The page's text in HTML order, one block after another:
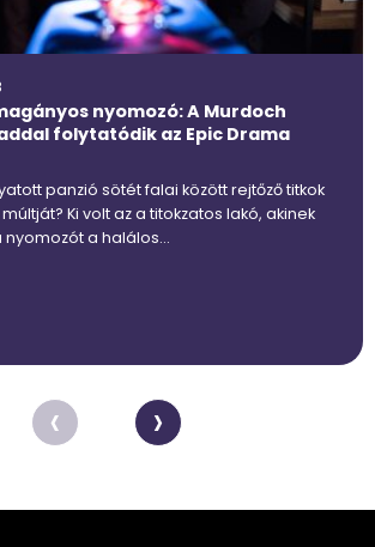
nyomozó: A Murdoch
folytatódik az Epic Drama
panzió sötét falai között rejtőző titkok
Ki volt az a titokzatos lakó, akinek
nyomozót a halálos…
‹ ›